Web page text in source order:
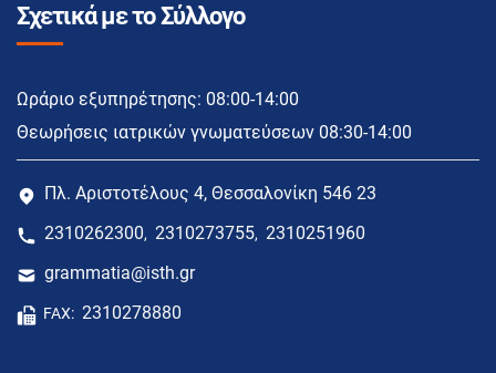
Σχετικά με το Σύλλογο
Ωράριο εξυπηρέτησης: 08:00-14:00
Θεωρήσεις ιατρικών γνωματεύσεων 08:30-14:00
Πλ. Αριστοτέλους 4, Θεσσαλονίκη 546 23
2310262300, 2310273755, 2310251960
grammatia@isth.gr
FAX: 2310278880